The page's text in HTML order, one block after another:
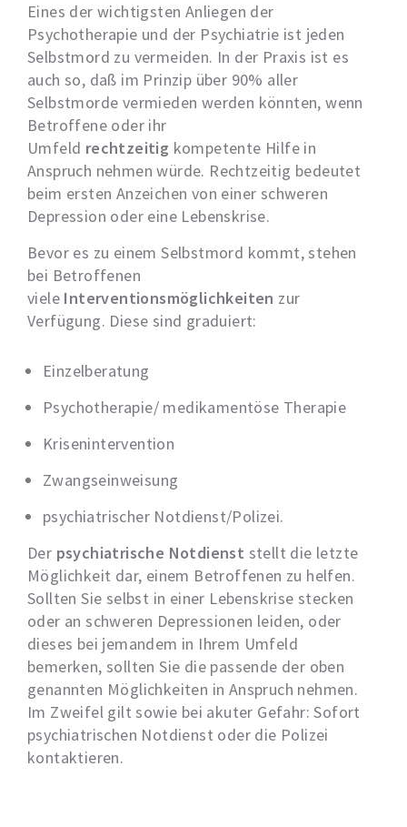
Eines der wichtigsten Anliegen der
Psychotherapie und der Psychiatrie ist jeden
Selbstmord zu vermeiden. In der Praxis ist es
auch so, daß im Prinzip über 90% aller
Selbstmorde vermieden werden könnten, wenn
Betroffene oder ihr
Umfeld rechtzeitig kompetente Hilfe in
Anspruch nehmen würde. Rechtzeitig bedeutet
beim ersten Anzeichen von einer schweren
Depression oder eine Lebenskrise.
Bevor es zu einem Selbstmord kommt, stehen
bei Betroffenen
viele Interventionsmöglichkeiten zur
Verfügung. Diese sind graduiert:
Einzelberatung
Psychotherapie/ medikamentöse Therapie
Krisenintervention
Zwangseinweisung
psychiatrischer Notdienst/Polizei.
Der psychiatrische Notdienst stellt die letzte
Möglichkeit dar, einem Betroffenen zu helfen.
Sollten Sie selbst in einer Lebenskrise stecken
oder an schweren Depressionen leiden, oder
dieses bei jemandem in Ihrem Umfeld
bemerken, sollten Sie die passende der oben
genannten Möglichkeiten in Anspruch nehmen.
Im Zweifel gilt sowie bei akuter Gefahr: Sofort
psychiatrischen Notdienst oder die Polizei
kontaktieren.